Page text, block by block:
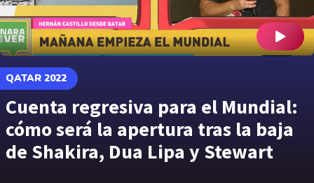
QATAR 2022
Cuenta regresiva para el Mundial:
cómo será la apertura tras la baja
de Shakira, Dua Lipa y Stewart